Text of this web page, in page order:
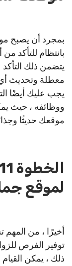
بمجرد أن يصبح
بانتظام للتأكد
يتضمن ذلك
معطلة وتحديث أي
يجب عليك أيضًا
ووظائفه ، حيث
موقعك حديثًا
لموقع
أخيرًا ، من
توفير الفرص
ذلك ، يمكن